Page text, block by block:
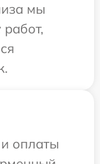
мы
оплаты